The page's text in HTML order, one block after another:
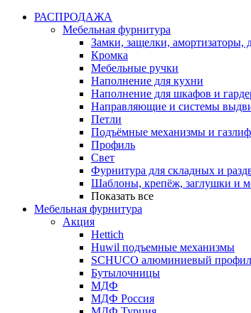
РАСПРОДАЖА
Мебельная фурнитура
Замки, защелки, амортизаторы,
Кромка
Мебельные ручки
Наполнение для кухни
Наполнение для шкафов и
Направляющие и системы
Петли
Подъёмные механизмы и
Профиль
Свет
Фурнитура для складных и
Шаблоны, крепёж, заглушки и
Показать все
Мебельная фурнитура
Акция
Hettich
Huwil подъемные механизмы
SCHUCO алюминиевый
Бутылочницы
МДФ
МДФ Россия